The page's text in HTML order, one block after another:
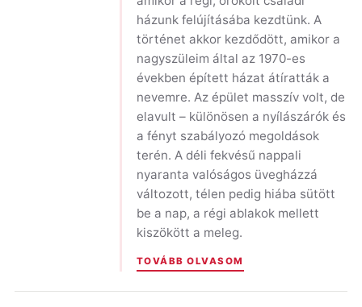
házunk felújításába kezdtünk. A
történet akkor kezdődött, amikor a
nagyszüleim által az 1970-es
években épített házat átíratták a
nevemre. Az épület masszív volt, de
elavult – különösen a nyílászárók és
a fényt szabályozó megoldások
terén. A déli fekvésű nappali
nyaranta valóságos üvegházzá
változott, télen pedig hiába sütött
be a nap, a régi ablakok mellett
kiszökött a meleg.
TOVÁBB OLVASOM